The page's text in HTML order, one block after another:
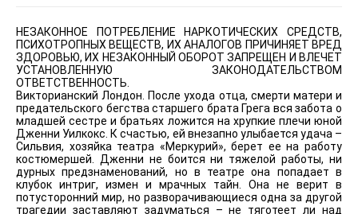
НЕЗАКОННОЕ ПОТРЕБЛЕНИЕ НАРКОТИЧЕСКИХ СРЕДСТВ,
ПСИХОТРОПНЫХ ВЕЩЕСТВ, ИХ АНАЛОГОВ ПРИЧИНЯЕТ ВРЕД
ЗДОРОВЬЮ, ИХ НЕЗАКОННЫЙ ОБОРОТ ЗАПРЕЩЕН И ВЛЕЧЕТ
УСТАНОВЛЕННУЮ ЗАКОНОДАТЕЛЬСТВОМ
ОТВЕТСТВЕННОСТЬ.
Викторианский Лондон. После ухода отца, смерти матери и
предательского бегства старшего брата Грега вся забота о
младшей сестре и братьях ложится на хрупкие плечи юной
Дженни Уилкокс. К счастью, ей внезапно улыбается удача –
Сильвия, хозяйка театра «Меркурий», берет ее на работу
костюмершей. Дженни не боится ни тяжелой работы, ни
дурных предзнаменований, но в театре она попадает в
клубок интриг, измен и мрачных тайн. Она не верит в
потусторонний мир, но разворачивающиеся одна за другой
трагедии заставляют задуматься – не тяготеет ли над